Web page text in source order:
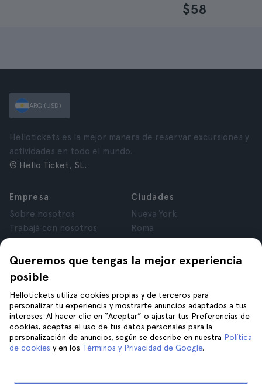
$58
Queremos que tengas la mejor experiencia
posible
Hellotickets utiliza cookies propias y de terceros para
personalizar tu experiencia y mostrarte anuncios adaptados a tus
intereses. Al hacer clic en “Aceptar” o ajustar tus Preferencias de
cookies, aceptas el uso de tus datos personales para la
personalización de anuncios, según se describe en nuestra Política
de cookies y en los Términos y Privacidad de Google.
ARG (USD)
Hellotickets es la mejor manera de reservar excursiones y
actividades en todo el mundo.
© Hello Ticket, SL.
Empresa
Sobre nosotros
Trabajá con nosotros
Opiniones
Privacidad
Términos y Condiciones
Aviso Legal
Cookies
Ciudades
Nueva York
Roma
Londres
Granada
Tenerife
Ayuda
Unite a nosotros en